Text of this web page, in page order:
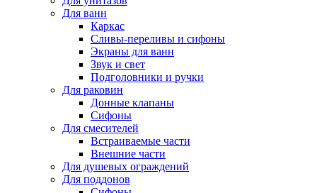
Для ванн
Каркас
Сливы-переливы и сифоны
Экраны для ванн
Звук и свет
Подголовники и ручки
Для раковин
Донные клапаны
Сифоны
Для смесителей
Встраиваемые части
Внешние части
Для душевых ограждений
Для поддонов